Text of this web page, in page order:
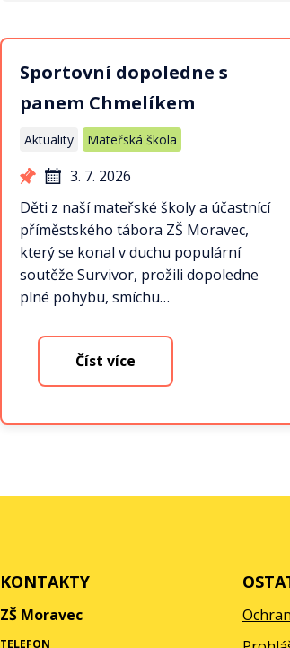
Sportovní dopoledne s
panem Chmelíkem
Aktuality Mateřská škola
3. 7. 2026
Děti z naší mateřské školy a účastnící
příměstského tábora ZŠ Moravec,
který se konal v duchu populární
soutěže Survivor, prožili dopoledne
plné pohybu, smíchu…
Číst více
KONTAKTY
ZŠ Moravec
TELEFON